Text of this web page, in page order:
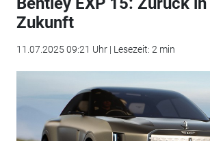
Zukunft
11.07.2025 09:21 Uhr | Lesezeit: 2 min